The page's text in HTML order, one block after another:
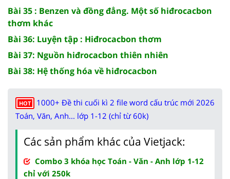
Bài 35 : Benzen và đồng đẳng. Một số hiđrocacbon
thơm khác
Bài 36: Luyện tập : Hiđrocacbon thơm
Bài 37: Nguồn hiđrocacbon thiên nhiên
Bài 38: Hệ thống hóa về hiđrocacbon
HOT
1000+ Đề thi cuối kì 2 file word cấu trúc mới 2026
Toán, Văn, Anh... lớp 1-12 (chỉ từ 60k)
Các sản phẩm khác của Vietjack:
Combo 3 khóa học Toán - Văn - Anh lớp 1-12
chỉ với 250k